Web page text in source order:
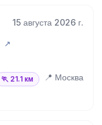
15 августа 2026 г.
🏃 21.1 км 📍 Москва